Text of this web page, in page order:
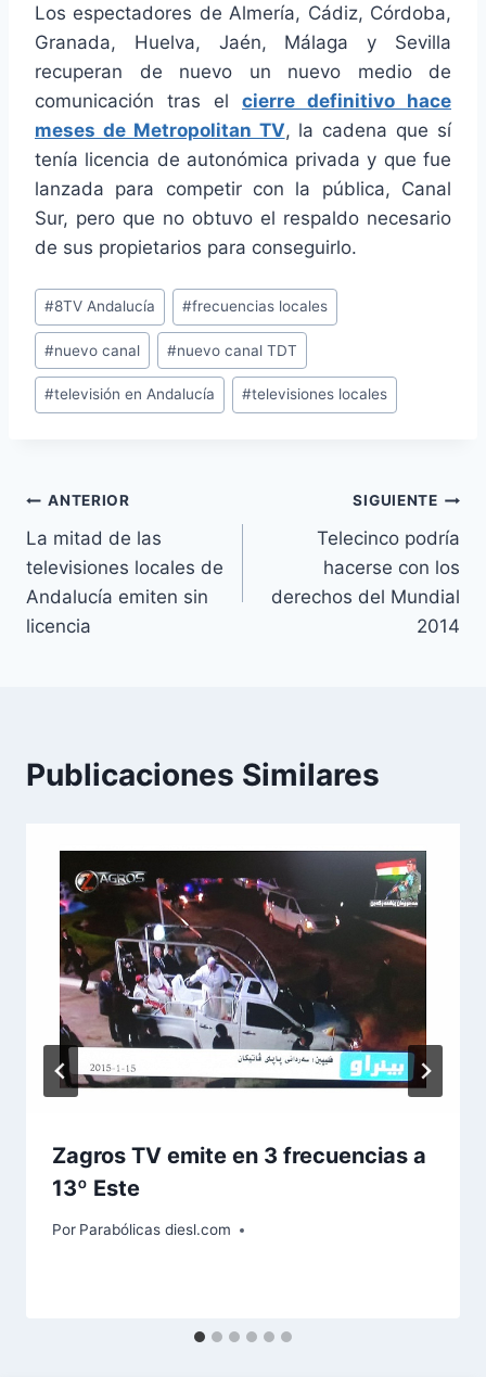
Los espectadores de Almería, Cádiz, Córdoba,
Granada, Huelva, Jaén, Málaga y Sevilla
recuperan de nuevo un nuevo medio de
comunicación tras el cierre definitivo hace
meses de Metropolitan TV, la cadena que sí
tenía licencia de autonómica privada y que fue
lanzada para competir con la pública, Canal
Sur, pero que no obtuvo el respaldo necesario
de sus propietarios para conseguirlo.
Etiquetas
de
la
entrada:
#8TV Andalucía #frecuencias locales
#nuevo canal #nuevo canal TDT
#televisión en Andalucía #televisiones locales
Navegación
de
entradas
ANTERIOR
La mitad de las
televisiones locales de
Andalucía emiten sin
licencia
SIGUIENTE
Telecinco podría
hacerse con los
derechos del Mundial
2014
Publicaciones Similares
Zagros TV emite en 3 frecuencias a
13º Este
Por Parabólicas diesl.com